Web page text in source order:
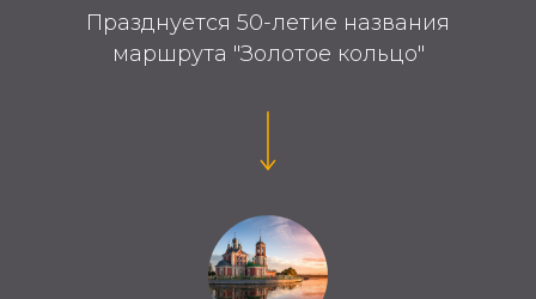
Празднуется 50-летие названия
маршрута "Золотое кольцо"